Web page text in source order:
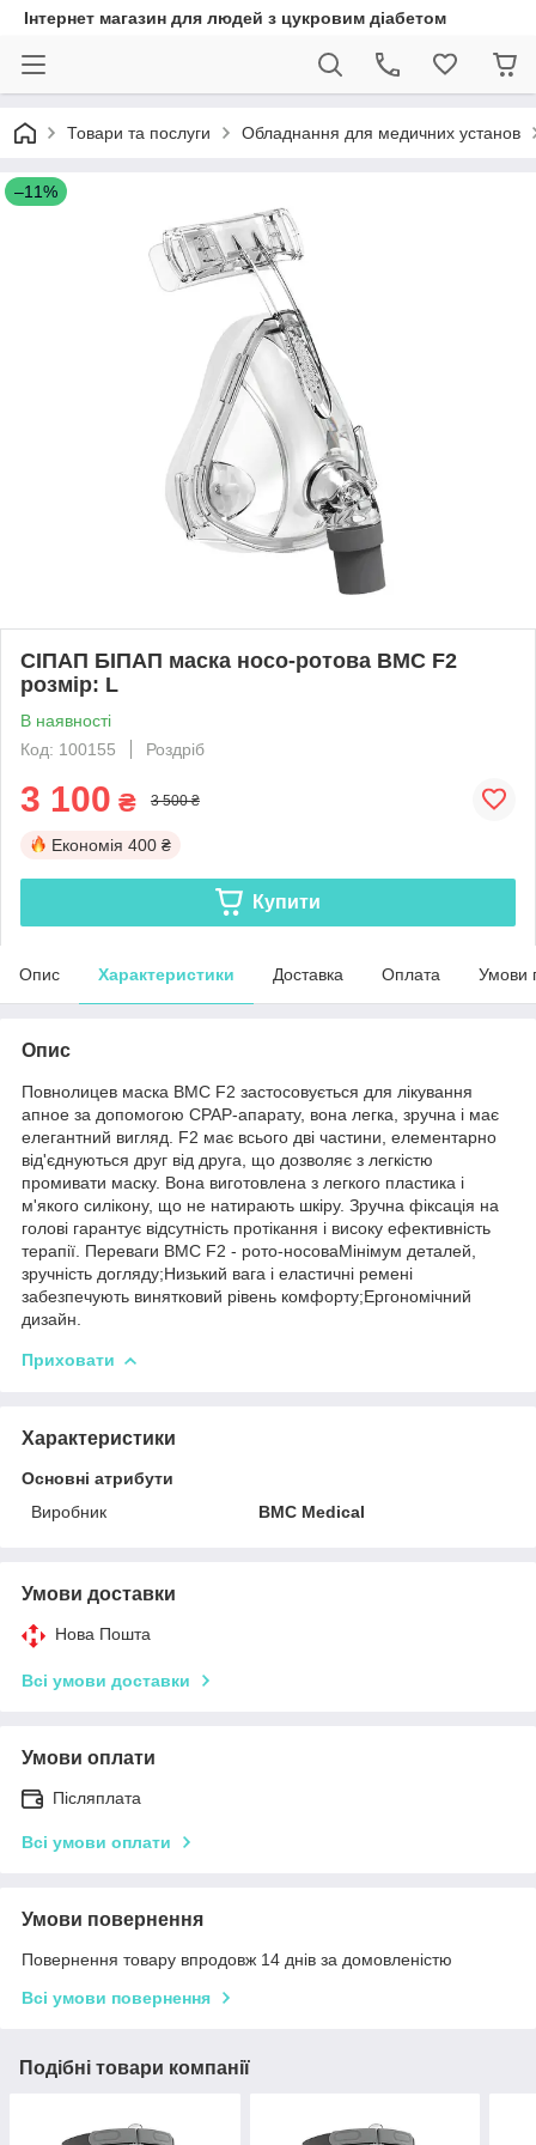
Інтернет магазин для людей з цукровим діабетом
Товари та послуги Обладнання для медичних установ
–11%
СІПАП БІПАП маска носо-ротова BMC F2
розмір: L
В наявності
Код: 100155
Роздріб
3 100 ₴ 3 500 ₴
Економія 400 ₴
Купити
Опис Характеристики Доставка Оплата Умови
Опис
Повнолицев маска BMC F2 застосовується для лікування
апное за допомогою СРАР-апарату, вона легка, зручна і має
елегантний вигляд. F2 має всього дві частини, елементарно
від'єднуються друг від друга, що дозволяє з легкістю
промивати маску. Вона виготовлена ​​з легкого пластика і
м'якого силікону, що не натирають шкіру. Зручна фіксація на
голові гарантує відсутність протікання і високу ефективність
терапії. Переваги BMC F2 - рото-носоваМінімум деталей,
зручність догляду;Низький вага і еластичні ремені
забезпечують винятковий рівень комфорту;Ергономічний
дизайн.
Приховати
Характеристики
Основні атрибути
Виробник
BMC Medical
Умови доставки
Нова Пошта
Всі умови доставки
Умови оплати
Післяплата
Всі умови оплати
Умови повернення
Повернення товару впродовж 14 днів за домовленістю
Всі умови повернення
Подібні товари компанії